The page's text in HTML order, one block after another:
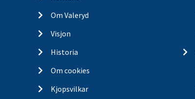
Om Valeryd
Visjon
Historia
Om cookies
Kjopsvilkar